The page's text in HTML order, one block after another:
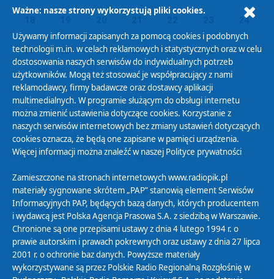
24
25 26 27 28 29 30 31
Polityka Prywatności
Zasady korzystania z Serwisu
Organizacje Pożytku Publicznego
Cyfryzacja DAB+
Polityka ochrony danych osobowych
Abonament
Zamówienia publiczne
Biuletyn Informacji Publicznej
Ważne: nasze strony wykorzystują pliki cookies.
Używamy informacji zapisanych za pomocą cookies i podobnych
technologii m.in. w celach reklamowych i statystycznych oraz w celu
dostosowania naszych serwisów do indywidualnych potrzeb
użytkowników. Mogą też stosować je współpracujący z nami
reklamodawcy, firmy badawcze oraz dostawcy aplikacji
multimedialnych. W programie służącym do obsługi internetu
można zmienić ustawienia dotyczące cookies. Korzystanie z
naszych serwisów internetowych bez zmiany ustawień dotyczących
cookies oznacza, że będą one zapisane w pamięci urządzenia.
Więcej informacji można znaleźć w naszej Polityce prywatności
Zamieszczone na stronach internetowych www.radiopik.pl
materiały sygnowane skrótem „PAP” stanowią element Serwisów
Informacyjnych PAP, będących bazą danych, których producentem
i wydawcą jest Polska Agencja Prasowa S.A. z siedzibą w Warszawie.
Chronione są one przepisami ustawy z dnia 4 lutego 1994 r. o
prawie autorskim i prawach pokrewnych oraz ustawy z dnia 27 lipca
2001 r. o ochronie baz danych. Powyższe materiały
wykorzystywane są przez Polskie Radio Regionalną Rozgłośnię w